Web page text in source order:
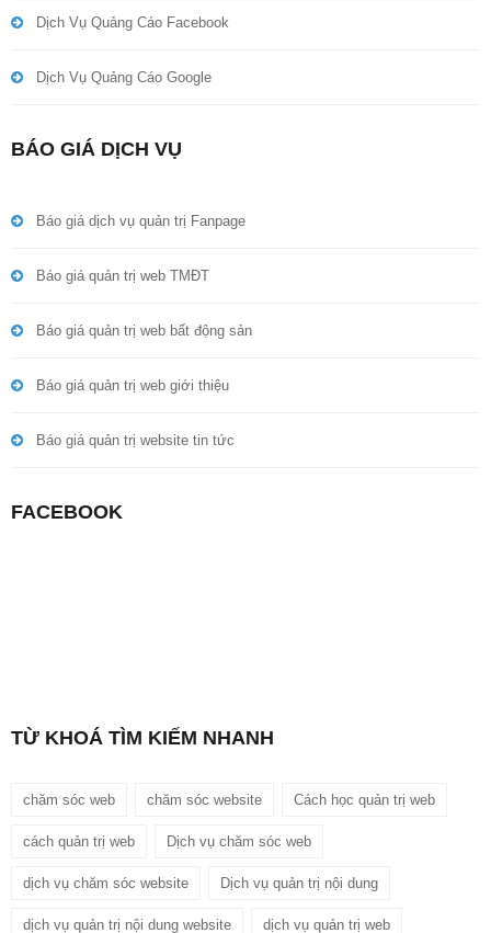
Dịch Vụ Quảng Cáo Facebook
Dịch Vụ Quảng Cáo Google
BÁO GIÁ DỊCH VỤ
Báo giá dịch vụ quản trị Fanpage
Báo giá quản trị web TMĐT
Báo giá quản trị web bất động sản
Báo giá quản trị web giới thiệu
Báo giá quản trị website tin tức
FACEBOOK
TỪ KHOÁ TÌM KIẾM NHANH
chăm sóc web chăm sóc website Cách học quản trị web
cách quản trị web Dịch vụ chăm sóc web
dịch vụ chăm sóc website Dịch vụ quản trị nội dung
dịch vụ quản trị nội dung website dịch vụ quản trị web